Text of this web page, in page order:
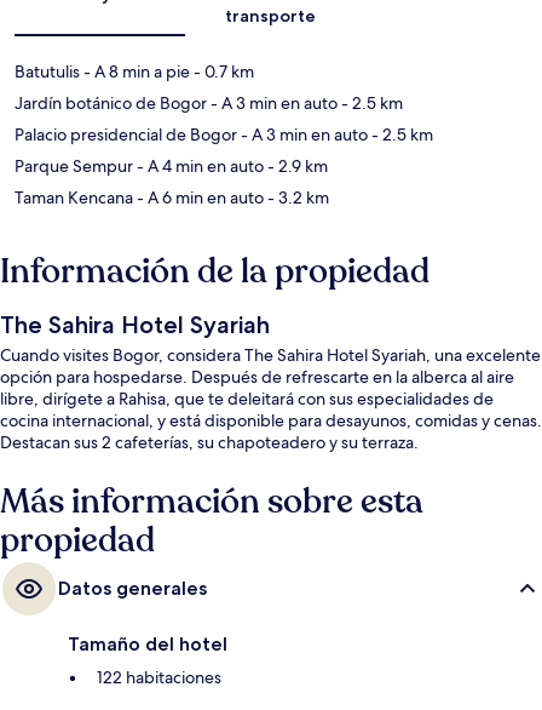
transporte
Batutulis- A 8 min a pie- 0.7 km
Jardín botánico de Bogor- A 3 min en auto- 2.5 km
Palacio presidencial de Bogor- A 3 min en auto- 2.5 km
Parque Sempur- A 4 min en auto- 2.9 km
Taman Kencana- A 6 min en auto- 3.2 km
Información de la propiedad
The Sahira Hotel Syariah
Cuando visites Bogor, considera The Sahira Hotel Syariah, una excelente
opción para hospedarse. Después de refrescarte en la alberca al aire
libre, dirígete a Rahisa, que te deleitará con sus especialidades de
cocina internacional, y está disponible para desayunos, comidas y cenas.
Destacan sus 2 cafeterías, su chapoteadero y su terraza.
Más información sobre esta
propiedad
Datos generales
Tamaño del hotel
122 habitaciones